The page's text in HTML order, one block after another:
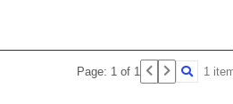
Page: 1 of 1 1